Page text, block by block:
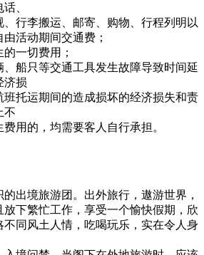
、
行李搬运、邮寄、购物、行程列明以
活动期间交通费；
一切费用；
、船只等交通工具发生故障导致时间延
济损
班托运期间的造成损坏的经济损失和责
不
用的，均需要客人自行承担。
出境旅游团。出外旅行，遨游世界，
下繁忙工作，享受一个愉快假期，欣
同风土人情，吃喝玩乐，实在令人身